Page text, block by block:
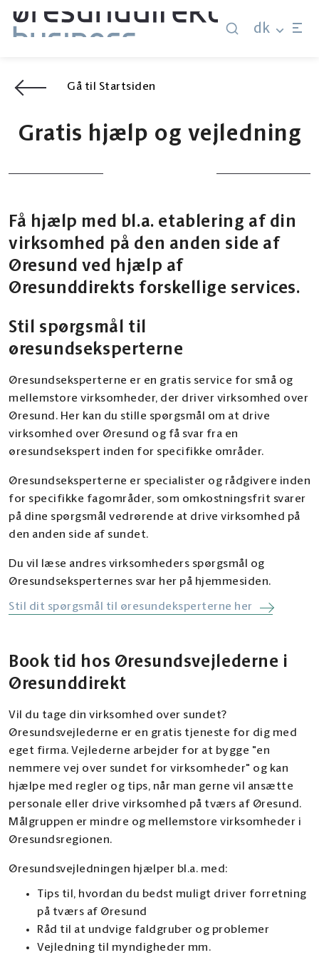
dk
Gå til Startsiden
Gratis hjælp og vejledning
Få hjælp med bl.a. etablering af din
virksomhed på den anden side af
Øresund ved hjælp af
Øresunddirekts forskellige services.
Stil spørgsmål til
øresundseksperterne
Øresundseksperterne er en gratis service for små og
mellemstore virksomheder, der driver virksomhed over
Øresund. Her kan du stille spørgsmål om at drive
virksomhed over Øresund og få svar fra en
øresundsekspert inden for specifikke områder.
Øresundseksperterne er specialister og rådgivere inden
for specifikke fagområder, som omkostningsfrit svarer
på dine spørgsmål vedrørende at drive virksomhed på
den anden side af sundet.
Du vil læse andres virksomheders spørgsmål og
Øresundseksperternes svar her på hjemmesiden.
Stil dit spørgsmål til øresundeksperterne her
Book tid hos Øresundsvejlederne i
Øresunddirekt
Vil du tage din virksomhed over sundet?
Øresundsvejlederne er en gratis tjeneste for dig med
eget firma. Vejlederne arbejder for at bygge "en
nemmere vej over sundet for virksomheder" og kan
hjælpe med regler og tips, når man gerne vil ansætte
personale eller drive virksomhed på tværs af Øresund.
Målgruppen er mindre og mellemstore virksomheder i
Øresundsregionen.
Øresundsvejledningen hjælper bl.a. med:
Tips til, hvordan du bedst muligt driver forretning
på tværs af Øresund
Råd til at undvige faldgruber og problemer
Vejledning til myndigheder mm.